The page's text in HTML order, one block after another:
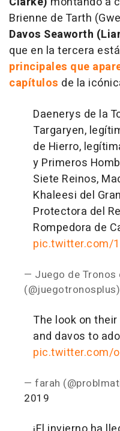
Brienne de Tarth
Davos Seaworth
que en la tercera
principales que
capítulos de la
Daenerys de la
Targaryen,
de Hierro,
y Primeros
Siete Reinos,
Khaleesi del
Protectora del
Rompedora de
pic.twitter.com/
— Juego de Tronos
(@juegotronosplus)
The look on
and davos to
pic.twitter.com/
— farah
2019